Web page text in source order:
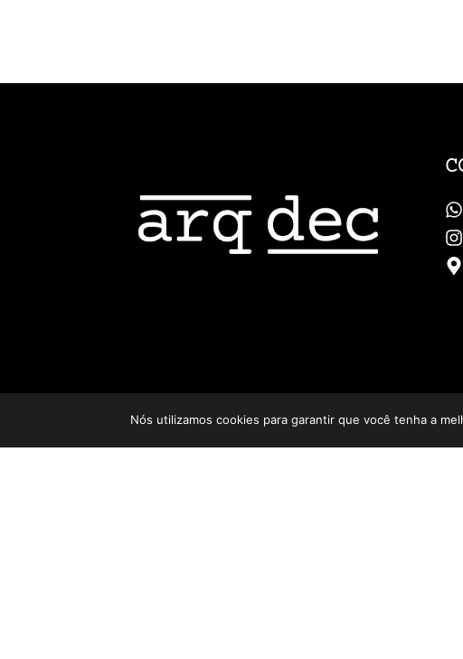
Nós utilizamos cookies para garantir que você tenha a